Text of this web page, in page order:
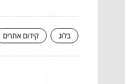
בלוג קידום אתרים